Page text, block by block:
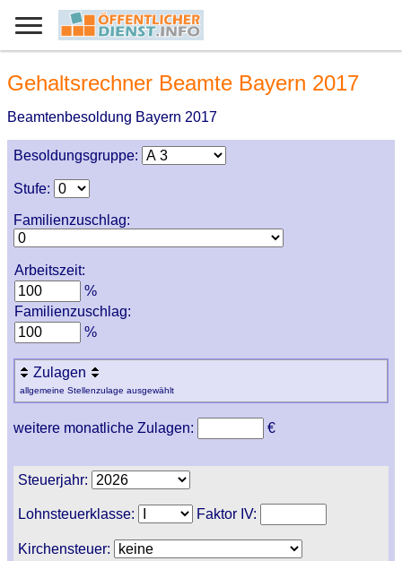
Gehaltsrechner Beamte Bayern 2017
Beamtenbesoldung Bayern 2017
Besoldungsgruppe:
Stufe:
Familienzuschlag:
Arbeitszeit:
%
Familienzuschlag:
%
Zulagen
allgemeine Stellenzulage ausgewählt
weitere monatliche Zulagen: €
Steuerjahr:
Lohnsteuerklasse: Faktor IV:
Kirchensteuer: